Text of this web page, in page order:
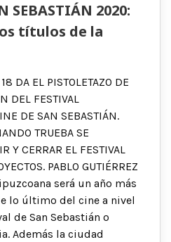
SEBASTIÁN 2020:
títulos de la
DA EL PISTOLETAZO DE
DEL FESTIVAL
DE SAN SEBASTIÁN.
TRUEBA SE
Y CERRAR EL FESTIVAL
PABLO GUTIÉRREZ
será un año más
lo último del cine a nivel
de San Sebastián o
Además la ciudad